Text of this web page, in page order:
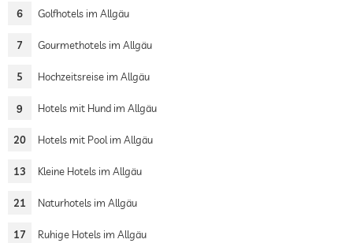
6 Golfhotels im Allgäu
7 Gourmethotels im Allgäu
5 Hochzeitsreise im Allgäu
9 Hotels mit Hund im Allgäu
20 Hotels mit Pool im Allgäu
13 Kleine Hotels im Allgäu
21 Naturhotels im Allgäu
17 Ruhige Hotels im Allgäu